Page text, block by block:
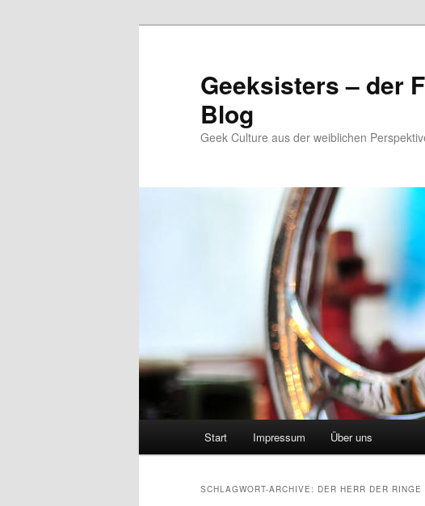
Geeksisters – der
Blog
Geek Culture aus der weiblichen
Start Impressum Über uns
SCHLAGWORT-ARCHIVE: DER HERR DER RINGE